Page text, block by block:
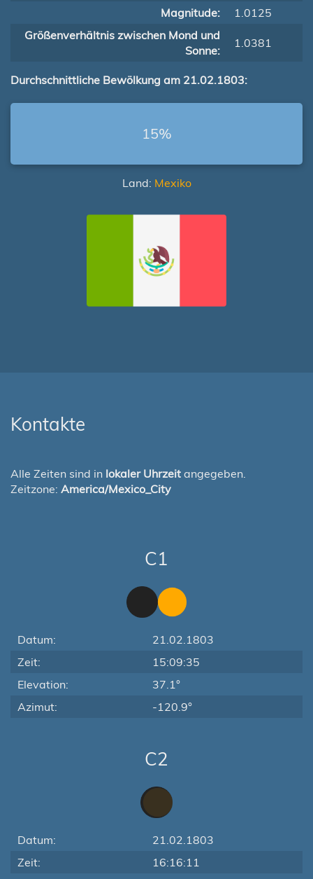
Magnitude:
1.0125
Größenverhältnis zwischen Mond und
Sonne:
1.0381
Durchschnittliche Bewölkung am 21.02.1803:
15%
Land: Mexiko
Kontakte
Alle Zeiten sind in lokaler Uhrzeit angegeben.
Zeitzone: America/Mexico_City
C1
Datum:
21.02.1803
Zeit:
15:09:35
Elevation:
37.1°
Azimut:
-120.9°
C2
Datum:
21.02.1803
Zeit:
16:16:11